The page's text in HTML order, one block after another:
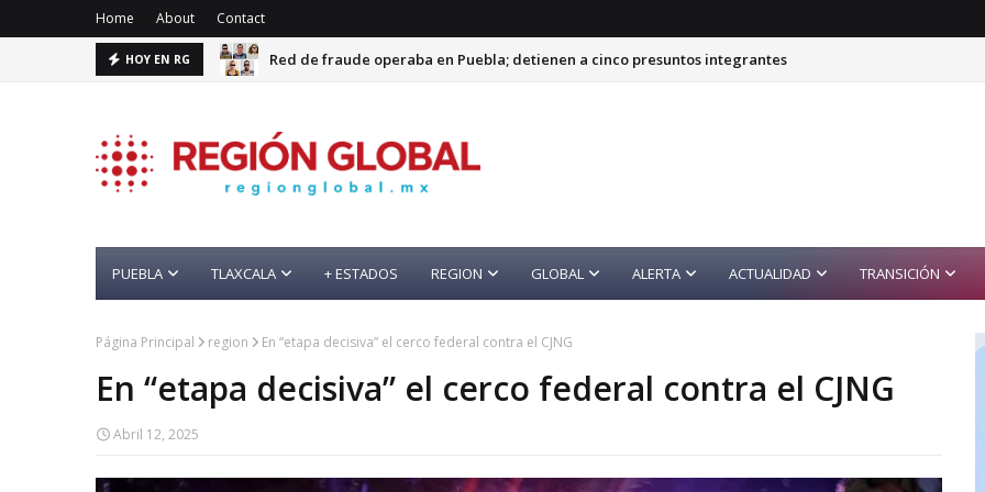
Home About Contact
HOY EN RG Red de fraude operaba en Puebla; detienen a cinco presuntos integrantes
PUEBLA TLAXCALA + ESTADOS REGION GLOBAL ALERTA ACTUALIDAD TRANSICIÓN
Página Principal region En “etapa decisiva” el cerco federal contra el CJNG
En “etapa decisiva” el cerco federal contra el CJNG
Abril 12, 2025